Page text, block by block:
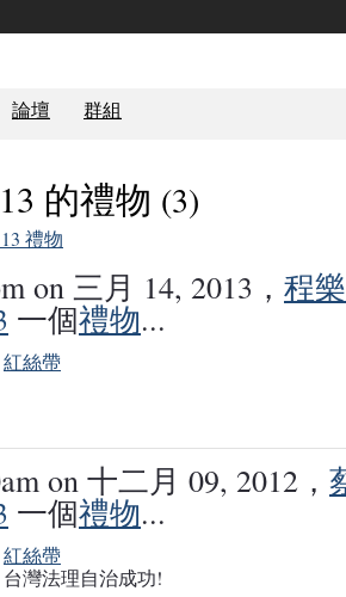
論壇 群組
的禮物 (3)
禮物
on 三月 14, 2013， 程
一個禮物...
紅絲帶
on 十二月 09, 2012，
一個禮物...
紅絲帶
台灣法理自治成功!